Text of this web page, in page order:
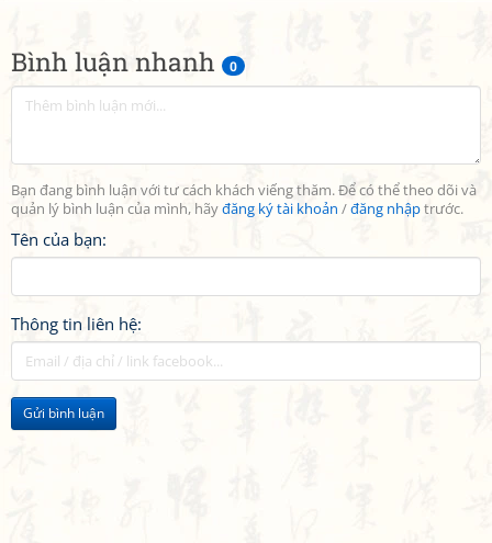
Bình luận nhanh 0
Bạn đang bình luận với tư cách khách viếng thăm. Để có thể theo dõi và
quản lý bình luận của mình, hãyđăng ký tài khoản /đăng nhậptrước.
Tên của bạn:
Thông tin liên hệ:
Gửi bình luận